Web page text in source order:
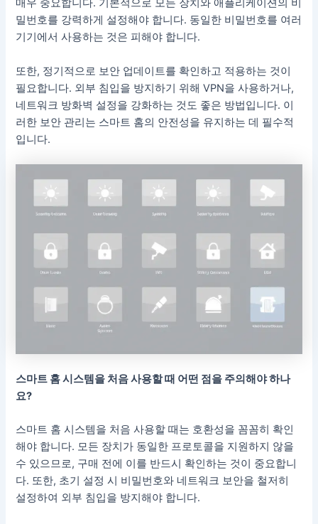
매우 중요합니다. 기본적으로 모든 장치와 애플리케이션의 비
밀번호를 강력하게 설정해야 합니다. 동일한 비밀번호를 여러
기기에서 사용하는 것은 피해야 합니다.
또한, 정기적으로 보안 업데이트를 확인하고 적용하는 것이
필요합니다. 외부 침입을 방지하기 위해 VPN을 사용하거나,
네트워크 방화벽 설정을 강화하는 것도 좋은 방법입니다. 이
러한 보안 관리는 스마트 홈의 안전성을 유지하는 데 필수적
입니다.
스마트 홈 시스템을 처음 사용할 때 어떤 점을 주의해야 하나
요?
스마트 홈 시스템을 처음 사용할 때는 호환성을 꼼꼼히 확인
해야 합니다. 모든 장치가 동일한 프로토콜을 지원하지 않을
수 있으므로, 구매 전에 이를 반드시 확인하는 것이 중요합니
다. 또한, 초기 설정 시 비밀번호와 네트워크 보안을 철저히
설정하여 외부 침입을 방지해야 합니다.